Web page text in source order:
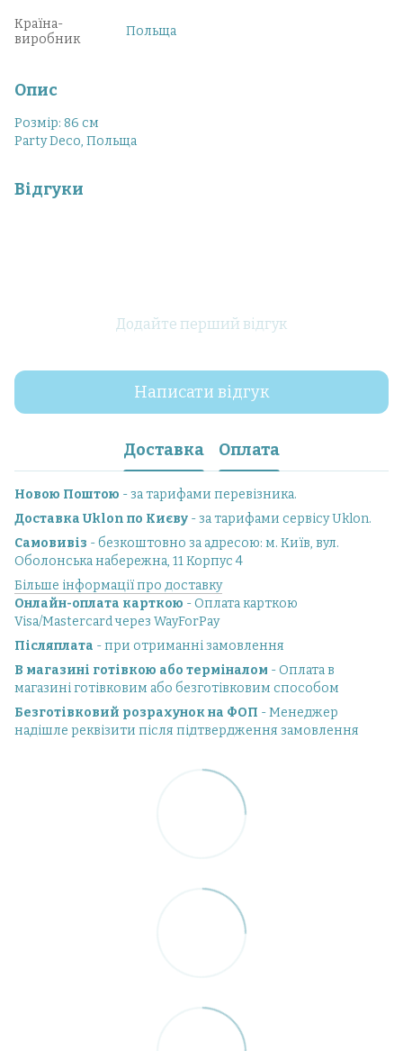
Країна-
виробник
Польща
Опис
Розмір: 86 см
Party Deco, Польща
Відгуки
Додайте перший відгук
Написати відгук
Доставка Оплата
Новою Поштою - за тарифами перевізника.
Доставка Uklon по Києву - за тарифами сервісу Uklon.
Самовивіз - безкоштовно за адресою: м. Київ, вул.
Оболонська набережна, 11 Корпус 4
Більше інформації про доставку
Онлайн-оплата карткою - Оплата карткою
Visa/Mastercard через WayForPay
Післяплата - при отриманні замовлення
В магазині готівкою або терміналом - Оплата в
магазині готівковим або безготівковим способом
Безготівковий розрахунок на ФОП - Менеджер
надішле реквізити після підтвердження замовлення